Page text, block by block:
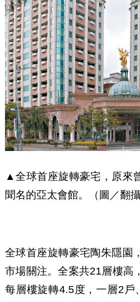
▲全球首座旋轉豪宅，原來
聞名的亞太會館。（圖／翻
全球首座旋轉豪宅陶朱隱園
市場關注。全案共21層樓高
每層樓旋轉4.5度，一層2戶